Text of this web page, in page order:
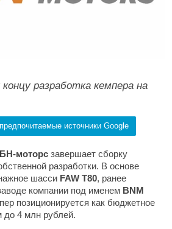
разработка кемпера на
источники Google
БН-моторс завершает сборку
разработки. В основе
шасси FAW T80, ранее
компании под именем BNM
позиционируется как бюджетное
до 4 млн рублей.